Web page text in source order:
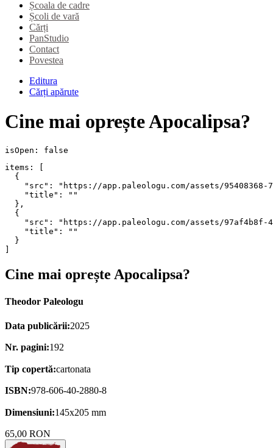
Școala de cadre
Școli de vară
Cărți
PanStudio
Contact
Povestea
Editura
Cărți apărute
Cine mai oprește Apocalipsa?
isOpen: false
items: [
  {
"src": "https://app.paleologu.com/assets/95408368-
    "title": ""
  },
  {
"src": "https://app.paleologu.com/assets/97af4b8f-
    "title": ""
  }
Cine mai oprește Apocalipsa?
Theodor Paleologu
Data publicării:2025
Nr. pagini:192
Tip copertă:cartonata
ISBN:978-606-40-2880-8
Dimensiuni:145x205 mm
65,00 RON